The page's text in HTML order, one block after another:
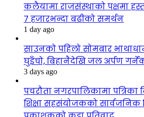
कलैयामा राजसंस्थाको पक्षमा
७ हजारभन्दा बढीको समर्थन
1 day ago
साउनको पहिलो सोमबार
घुइँचो, बिहानैदेखि जल अर्पण
3 days ago
पचरौता नगरपालिकामा पत्रिका
शिक्षा सहसंयोजकको सार्वजनिक